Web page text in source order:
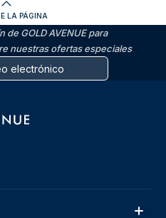
LA PÁGINA
de GOLD AVENUE para
nuestras ofertas especiales